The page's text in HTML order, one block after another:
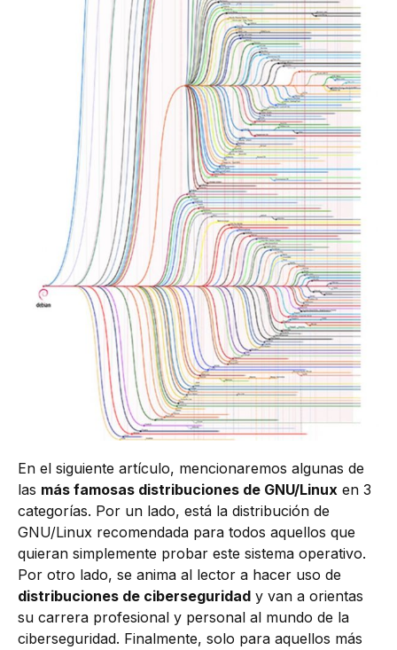
En el siguiente artículo, mencionaremos algunas de
las más famosas distribuciones de GNU/Linux en 3
categorías. Por un lado, está la distribución de
GNU/Linux recomendada para todos aquellos que
quieran simplemente probar este sistema operativo.
Por otro lado, se anima al lector a hacer uso de
distribuciones de ciberseguridad y van a orientas
su carrera profesional y personal al mundo de la
ciberseguridad. Finalmente, solo para aquellos más